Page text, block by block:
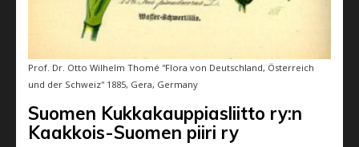
Prof. Dr. Otto Wilhelm Thomé ''Flora von Deutschland, Österreich
und der Schweiz'' 1885, Gera, Germany
Suomen Kukkakauppiasliitto ry:n
Kaakkois-Suomen piiri ry